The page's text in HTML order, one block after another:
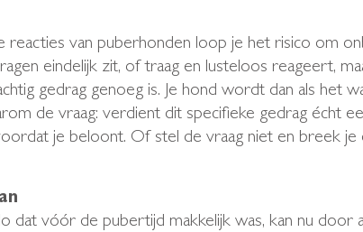
reacties van puberhonden loop je het risico om
eindelijk zit, of traag en lusteloos reageert,
gedrag genoeg is. Je hond wordt dan als het
de vraag: verdient dit specifieke gedrag écht
je beloont. Of stel de vraag niet en breek je
dat vóór de pubertijd makkelijk was, kan nu door